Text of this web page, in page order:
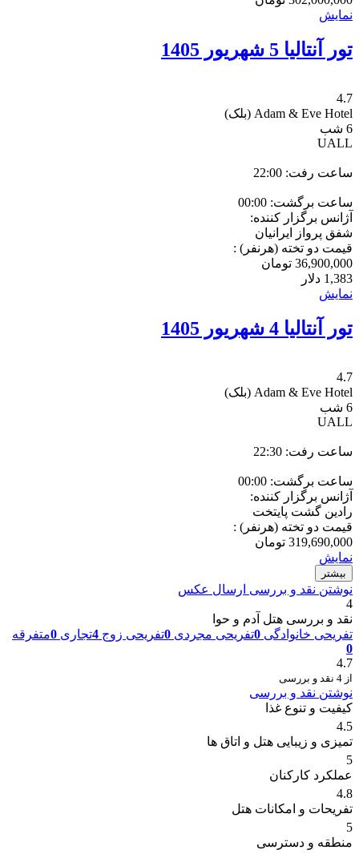
نمایش
تور آنتالیا 5 شهریور 1405
4.7
Adam & Eve Hotel (بلک)
6 شب
UALL
ساعت رفت: 22:00
ساعت برگشت: 00:00
آژانس برگزار کننده:
شفق پرواز ایرانیان
قیمت دو تخته (هرنفر) :
36,900,000 تومان
1,383 دلار
نمایش
تور آنتالیا 4 شهریور 1405
4.7
Adam & Eve Hotel (بلک)
6 شب
UALL
ساعت رفت: 22:30
ساعت برگشت: 00:00
آژانس برگزار کننده:
رادین گشت پایتخت
قیمت دو تخته (هرنفر) :
319,690,000 تومان
نمایش
بیشتر
نوشتن نقد و بررسی ارسال عکس
4
نقد و بررسی هتل آدم و حوا
تفریحی خانوادگی 0تفریحی مجردی 0تفریحی زوج 4تجاری 0متفرقه
0
4.7
از 4 نقد و بررسی
نوشتن نقد و بررسی
کیفیت و تنوع غذا
4.5
تمیزی و زیبایی هتل و اتاق ها
5
عملکرد کارکنان
4.8
تفریحات و امکانات هتل
5
منطقه و دسترسی